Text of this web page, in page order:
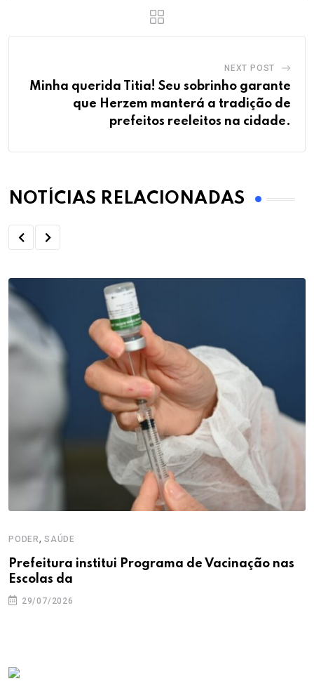
NEXT POST
Minha querida Titia! Seu sobrinho garante
que Herzem manterá a tradição de
prefeitos reeleitos na cidade.
NOTÍCIAS RELACIONADAS
PODER, SAÚDE
Prefeitura institui Programa de Vacinação nas
Escolas da
29/07/2026